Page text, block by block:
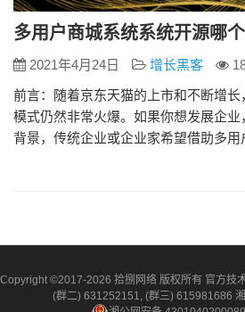
多用户商城系统系统开源哪
2021年4月24日 增长黑客
前言：随着京东天猫的上市和不断增
模式仍然非常火爆。如果你想发展企
背景，传统企业或企业家希望借助多用
类似京东和天猫的电子商务平台。看似
方面，网上…
Copyright ©2017-2026 拾捌网络 版权所有 官方技
(群二) 631252151, (群三) 615981686